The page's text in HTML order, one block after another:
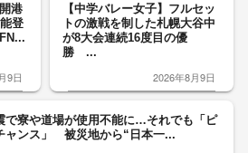
港
登
9日
【中学バレー女子】フルセッ
トの激戦を制した札幌大谷中
が8大会連続16度目の優
勝 ...
2026年8月9日
で寮や道場が使用不能に…それでも「ピ
ャンス」 被災地から“日本一...